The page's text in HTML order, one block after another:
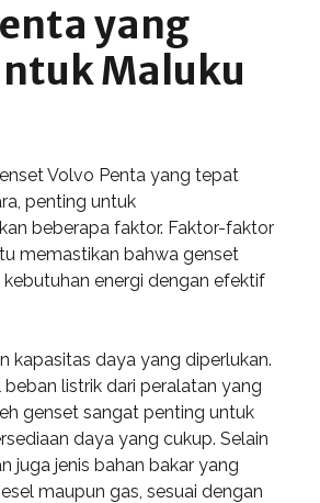
yang
Maluku
Volvo Penta yang tepat
penting untuk
beberapa faktor. Faktor-faktor
memastikan bahwa genset
energi dengan efektif
kapasitas daya yang diperlukan.
listrik dari peralatan yang
genset sangat penting untuk
daya yang cukup. Selain
juga jenis bahan bakar yang
maupun gas, sesuai dengan